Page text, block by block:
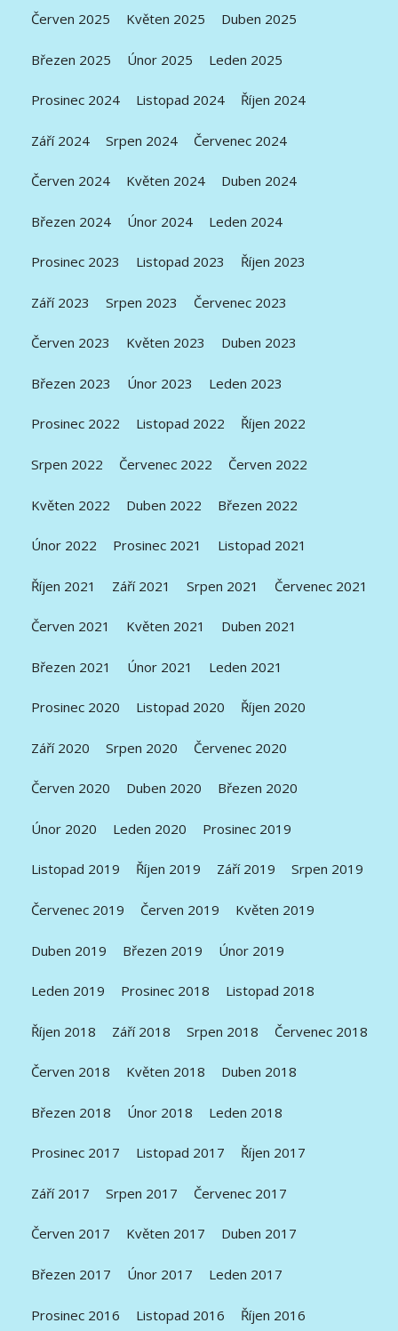
Červen 2025 Květen 2025 Duben 2025
Březen 2025 Únor 2025 Leden 2025
Prosinec 2024 Listopad 2024 Říjen 2024
Září 2024 Srpen 2024 Červenec 2024
Červen 2024 Květen 2024 Duben 2024
Březen 2024 Únor 2024 Leden 2024
Prosinec 2023 Listopad 2023 Říjen 2023
Září 2023 Srpen 2023 Červenec 2023
Červen 2023 Květen 2023 Duben 2023
Březen 2023 Únor 2023 Leden 2023
Prosinec 2022 Listopad 2022 Říjen 2022
Srpen 2022 Červenec 2022 Červen 2022
Květen 2022 Duben 2022 Březen 2022
Únor 2022 Prosinec 2021 Listopad 2021
Říjen 2021 Září 2021 Srpen 2021 Červenec 2021
Červen 2021 Květen 2021 Duben 2021
Březen 2021 Únor 2021 Leden 2021
Prosinec 2020 Listopad 2020 Říjen 2020
Září 2020 Srpen 2020 Červenec 2020
Červen 2020 Duben 2020 Březen 2020
Únor 2020 Leden 2020 Prosinec 2019
Listopad 2019 Říjen 2019 Září 2019 Srpen 2019
Červenec 2019 Červen 2019 Květen 2019
Duben 2019 Březen 2019 Únor 2019
Leden 2019 Prosinec 2018 Listopad 2018
Říjen 2018 Září 2018 Srpen 2018 Červenec 2018
Červen 2018 Květen 2018 Duben 2018
Březen 2018 Únor 2018 Leden 2018
Prosinec 2017 Listopad 2017 Říjen 2017
Září 2017 Srpen 2017 Červenec 2017
Červen 2017 Květen 2017 Duben 2017
Březen 2017 Únor 2017 Leden 2017
Prosinec 2016 Listopad 2016 Říjen 2016